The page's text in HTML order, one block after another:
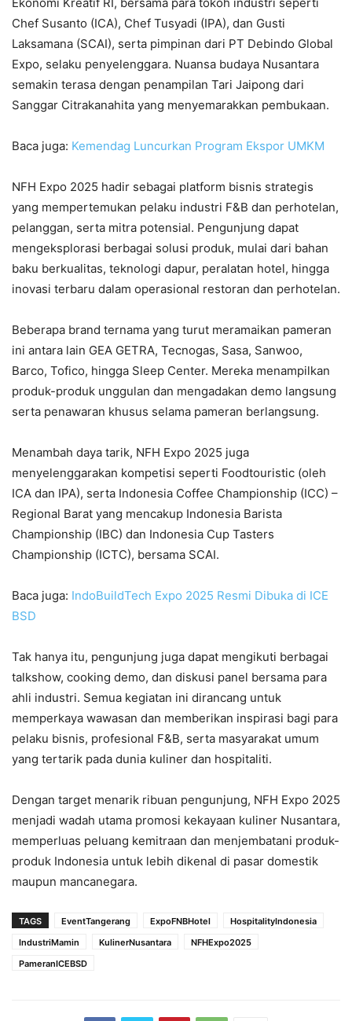
Chef Susanto (ICA), Chef Tusyadi (IPA), dan Gusti
Laksamana (SCAI), serta pimpinan dari PT Debindo Global
Expo, selaku penyelenggara. Nuansa budaya Nusantara
semakin terasa dengan penampilan Tari Jaipong dari
Sanggar Citrakanahita yang menyemarakkan pembukaan.
Baca juga: Kemendag Luncurkan Program Ekspor UMKM
NFH Expo 2025 hadir sebagai platform bisnis strategis
yang mempertemukan pelaku industri F&B dan perhotelan,
pelanggan, serta mitra potensial. Pengunjung dapat
mengeksplorasi berbagai solusi produk, mulai dari bahan
baku berkualitas, teknologi dapur, peralatan hotel, hingga
inovasi terbaru dalam operasional restoran dan perhotelan.
Beberapa brand ternama yang turut meramaikan pameran
ini antara lain GEA GETRA, Tecnogas, Sasa, Sanwoo,
Barco, Tofico, hingga Sleep Center. Mereka menampilkan
produk-produk unggulan dan mengadakan demo langsung
serta penawaran khusus selama pameran berlangsung.
Menambah daya tarik, NFH Expo 2025 juga
menyelenggarakan kompetisi seperti Foodtouristic (oleh
ICA dan IPA), serta Indonesia Coffee Championship (ICC) –
Regional Barat yang mencakup Indonesia Barista
Championship (IBC) dan Indonesia Cup Tasters
Championship (ICTC), bersama SCAI.
Baca juga: IndoBuildTech Expo 2025 Resmi Dibuka di ICE
BSD
Tak hanya itu, pengunjung juga dapat mengikuti berbagai
talkshow, cooking demo, dan diskusi panel bersama para
ahli industri. Semua kegiatan ini dirancang untuk
memperkaya wawasan dan memberikan inspirasi bagi para
pelaku bisnis, profesional F&B, serta masyarakat umum
yang tertarik pada dunia kuliner dan hospitaliti.
Dengan target menarik ribuan pengunjung, NFH Expo 2025
menjadi wadah utama promosi kekayaan kuliner Nusantara,
memperluas peluang kemitraan dan menjembatani produk-
produk Indonesia untuk lebih dikenal di pasar domestik
maupun mancanegara.
TAGS EventTangerang ExpoFNBHotel
HospitalityIndonesia
IndustriMamin
KulinerNusantara
NFHExpo2025
PameranICEBSD